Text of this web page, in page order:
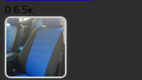
0 6.5к.